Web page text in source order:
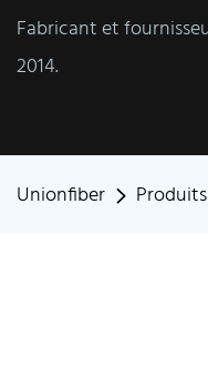
Fabricant et
2014.
Unionfiber Produits